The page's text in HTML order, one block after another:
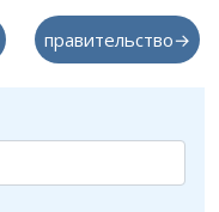
правительство→